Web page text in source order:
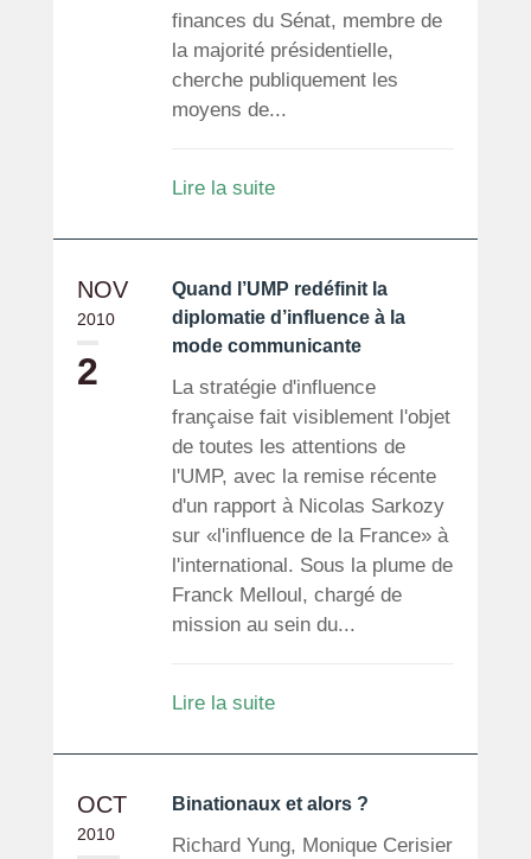
finances du Sénat, membre de
la majorité présidentielle,
cherche publiquement les
moyens de...
Lire la suite
NOV
2010
2
Quand l’UMP redéfinit la
diplomatie d’influence à la
mode communicante
La stratégie d'influence
française fait visiblement l'objet
de toutes les attentions de
l'UMP, avec la remise récente
d'un rapport à Nicolas Sarkozy
sur «l'influence de la France» à
l'international. Sous la plume de
Franck Melloul, chargé de
mission au sein du...
Lire la suite
OCT
2010
Binationaux et alors ?
Richard Yung, Monique Cerisier